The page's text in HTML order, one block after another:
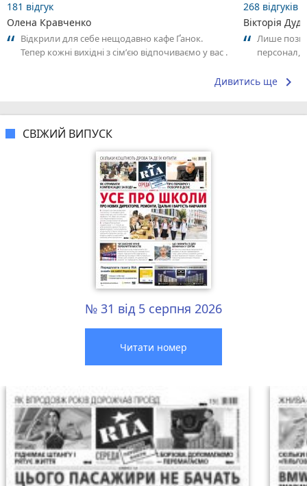
181 відгук
Олена Кравченко
Відкрили для себе нещодавно кафе Ґанок.
Тепер кожні вихідні з сімʼєю відпочиваємо у вас .
268 відгуків
Вікторія
Лише
Дивитись ще keyboard_arrow_right
СВІЖИЙ ВИПУСК
№ 31 від 5 серпня 2026
Читати номер